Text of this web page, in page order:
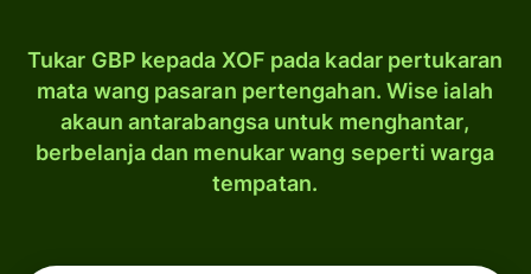
Tukar GBP kepada XOF pada kadar pertukaran
mata wang pasaran pertengahan. Wise ialah
akaun antarabangsa untuk menghantar,
berbelanja dan menukar wang seperti warga
tempatan.